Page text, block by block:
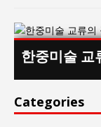
한중미술 교
Categories